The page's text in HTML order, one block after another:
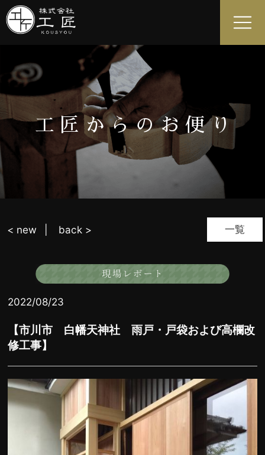
工匠からのお便り
一覧
< new back >
2022/08/23
【市川市 白幡天神社 雨戸・戸袋および高欄改
修工事】